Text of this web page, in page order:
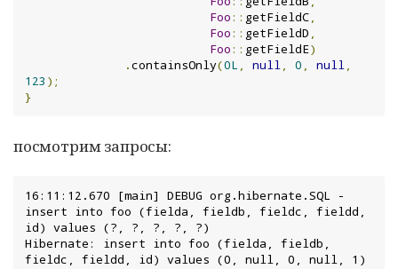
Foo:: getFieldC,
Foo:: getFieldD ,
Foo:: getFieldE)
.containsOnly(0L , null, 0 , null,
123 );
}
посмотрим запросы:
16:11:12.670 [main] DEBUG org.hibernate.SQL -
insert into foo (fielda, fieldb, fieldc, fieldd,
id) values (?, ?, ?, ?, ?)
Hibernate: insert into foo (fielda, fieldb,
fieldc, fieldd, id) values (0, null, 0, null, 1)